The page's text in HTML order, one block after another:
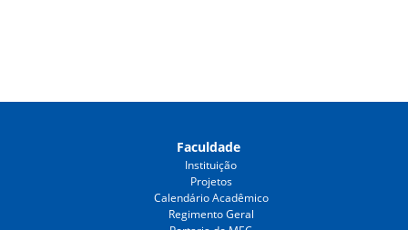
Faculdade
Instituição
Projetos
Calendário Acadêmico
Regimento Geral